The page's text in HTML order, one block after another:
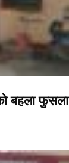
बहला फुसला